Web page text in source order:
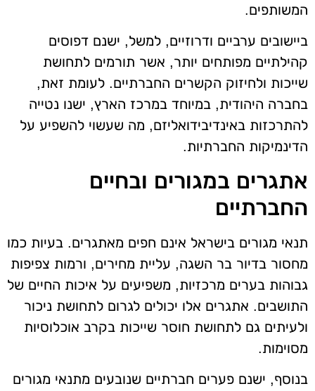
המשותפים.
ביישובים ערביים ודרוזיים, למשל, ישנם דפוסים
קהילתיים מפותחים יותר, אשר תורמים לתחושת
שייכות ולחיזוק הקשרים החברתיים. לעומת זאת,
בחברה היהודית, במיוחד במרכז הארץ, ישנו נטייה
להתרכזות באינדיבידואליזם, מה שעשוי להשפיע על
הדינמיקות החברתיות.
אתגרים במגורים ובחיים
החברתיים
תנאי מגורים בישראל אינם חפים מאתגרים. בעיות כמו
מחסור בדיור בר השגה, עליית מחירים, ורמות צפיפות
גבוהות בערים מרכזיות, משפיעים על איכות החיים של
התושבים. אתגרים אלו יכולים לגרום לתחושת ניכור
ולעיתים גם לתחושת חוסר שייכות בקרב אוכלוסיות
מסוימות.
בנוסף, ישנם פערים חברתיים שנובעים מתנאי מגורים